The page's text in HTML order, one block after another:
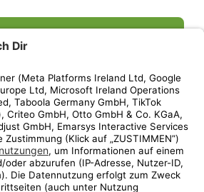
Weiter
AGBDatenschutzCompliance
ImpressumHelp Center